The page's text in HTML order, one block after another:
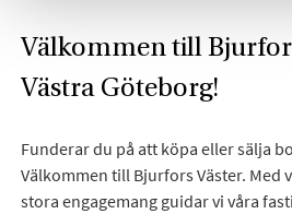
Välkommen till
Västra Göteborg!
Funderar du på att köpa eller sälja
Välkommen till Bjurfors Väster. Med
stora engagemang guidar vi våra